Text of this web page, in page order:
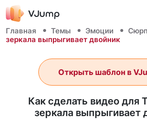
Главная Темы Эмоции
зеркала выпрыгивает двойник
Как сделать видео для
зеркала выпрыгивает
Открыть шаблон в